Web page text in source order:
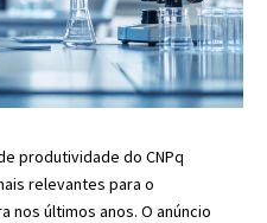
produtividade do CNPq
relevantes para o
nos últimos anos. O anúncio